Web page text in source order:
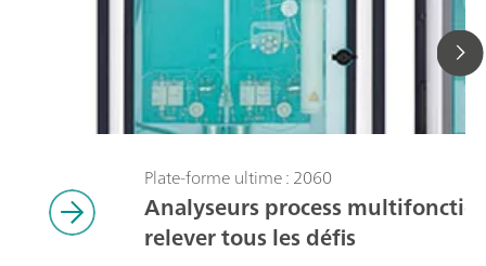
Plate-forme ultime : 2060
Analyseurs process
relever tous les défis